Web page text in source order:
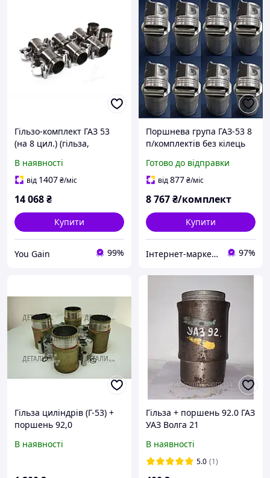
Гільзо-комплект ГАЗ 53
(на 8 цил.) (гільза,
Запчастина-дизель). (53-
1000105-04)
В наявності
від 1407₴/міс
14 068₴
Купити
You Gain 99%
Поршнева група ГАЗ-53 8
п/комплектів без кілець
Готово до відправки
від877₴/міс
8 767₴/комплект
Купити
Інтернет-маркет gruz-avto.com — ваш шлях до надійної роботи на дорозі! 97%
Гільза циліндрів (Г-53) +
поршень 92,0
В наявності
Гільза + поршень 92.0 ГАЗ
УАЗ Волга 21
В наявності
5.0 (1)